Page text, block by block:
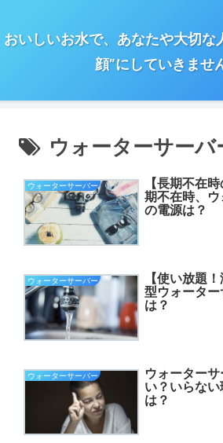
おいしいお水で、あなたや大切な
顔”にしていきませ
ウォーターサーバ
ウォーターサーバー
【長期不在
期不在時、
の電源は？
ウォーターサーバー
【使い放題
型ウォータ
は？
ウォーターサーバー
ウォーター
い？いらな
は？